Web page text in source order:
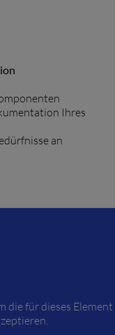
Ihres
an
die für dieses Element